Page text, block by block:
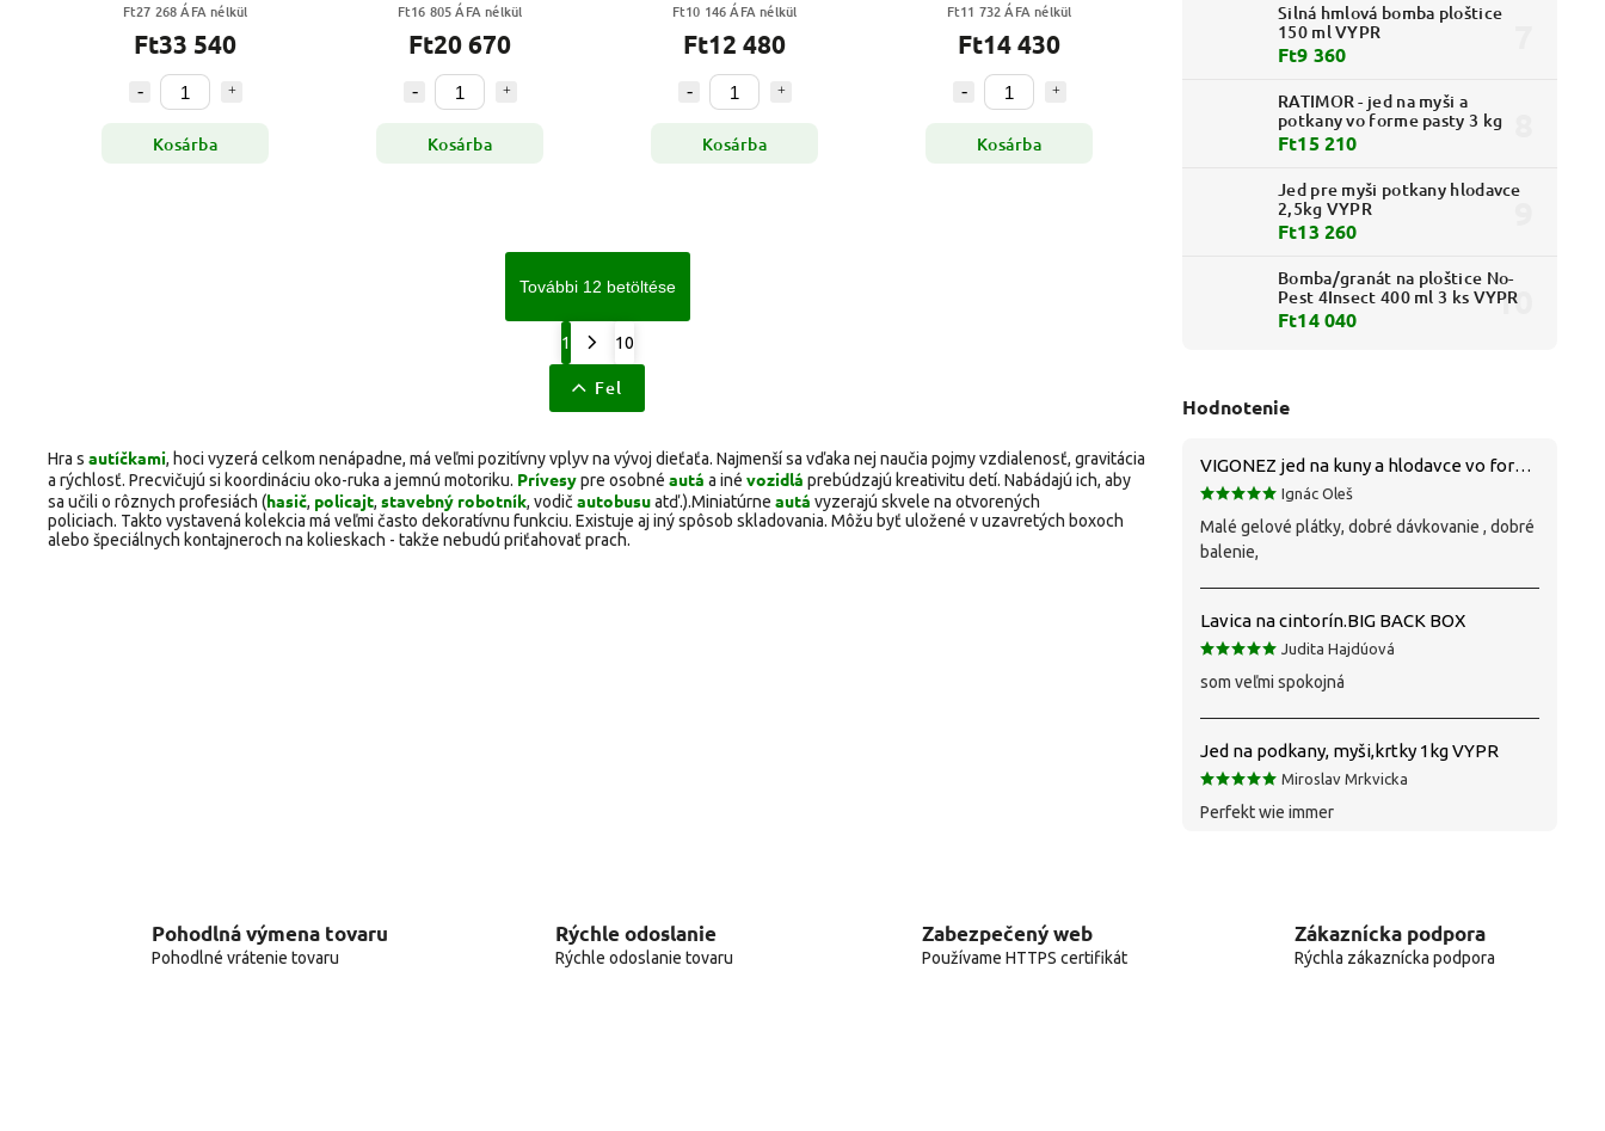
Silná hmlová bomba ploštice
150 ml VYPR
Ft9 360
RATIMOR - jed na myši a
potkany vo forme pasty 3 kg
Ft15 210
Jed pre myši potkany hlodavce
2,5kg VYPR
Ft13 260
Bomba/granát na ploštice No-
Pest 4Insect 400 ml 3 ks VYPR
Ft14 040
Hodnotenie
VIGONEZ jed na kuny a hlodavce vo forme pasty 1,5 kg
Ignác Oleš
Malé gelové plátky, dobré dávkovanie , dobré
balenie,
Lavica na cintorín.BIG BACK BOX
Judita Hajdúová
som veľmi spokojná
Jed na podkany, myši,krtky 1kg VYPR
Miroslav Mrkvicka
Perfekt wie immer
Ft27 268 ÁFA nélkül
Ft33 540
Kosárba
Ft16 805 ÁFA nélkül
Ft20 670
Kosárba
Ft10 146 ÁFA nélkül
Ft12 480
Kosárba
Ft11 732 ÁFA nélkül
Ft14 430
Kosárba
További 12 betöltése
1 10
Fel
Hra s autíčkami, hoci vyzerá celkom nenápadne, má veľmi pozitívny vplyv na vývoj dieťaťa. Najmenší sa vďaka nej naučia pojmy vzdialenosť, gravitácia
a rýchlosť. Precvičujú si koordináciu oko-ruka a jemnú motoriku. Prívesypre osobné autá a iné vozidlá prebúdzajú kreativitu detí. Nabádajú ich, aby
sa učili o rôznych profesiách (hasič, policajt, ​​ stavebný robotník, vodič autobusuatď.).Miniatúrne autá vyzerajú skvele na otvorených
policiach. Takto vystavená kolekcia má veľmi často dekoratívnu funkciu. Existuje aj iný spôsob skladovania. Môžu byť uložené v uzavretých boxoch
alebo špeciálnych kontajneroch na kolieskach - takže nebudú priťahovať prach.
Pohodlná výmena tovaru
Pohodlné vrátenie tovaru
Rýchle odoslanie
Rýchle odoslanie tovaru
Zabezpečený web
Používame HTTPS certifikát
Zákaznícka podpora
Rýchla zákaznícka podpora